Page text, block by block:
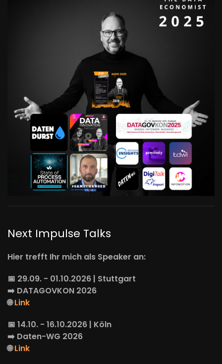
Next Impulse Talks
Hier trefft Ihr mich als Speaker an:
📅 29.09. - 01.10.2026 | Stuttgart
➡️ DATAGOVKON 2026
🌐Link
📅 14.10. - 16.10.2026 | Köln
➡️ Daten-WG 2026
🌐Link